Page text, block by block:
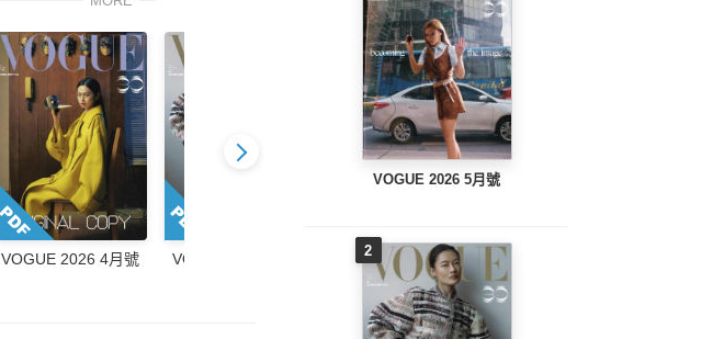
VOGUE 2026 4月號 VOGUE 2026 3月號 VOGUE 2026 2月號
VOGUE 2026 5月號
2